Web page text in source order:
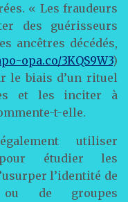
« Les fraudeurs
des guérisseurs
ancêtres décédés,
opa.co/3KQS9W3)
le biais d’un rituel
et les inciter à
t-elle.
utiliser
étudier les
l’identité de
ou de groupes